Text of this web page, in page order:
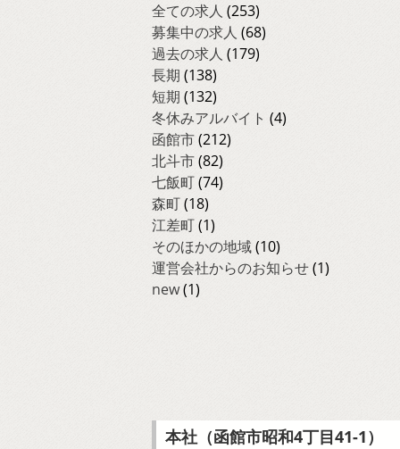
全ての求人 (253)
募集中の求人 (68)
過去の求人 (179)
長期 (138)
短期 (132)
冬休みアルバイト (4)
函館市(212)
北斗市(82)
七飯町(74)
森町(18)
江差町(1)
そのほかの地域(10)
運営会社からのお知らせ(1)
new(1)
本社（函館市昭和4丁目41-1）